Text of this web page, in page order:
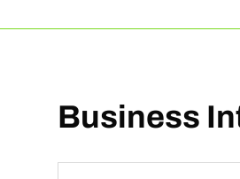
Business